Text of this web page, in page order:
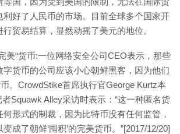
利好了人民币的市场。目前全球多个国家开
贸易结算，显然动摇了美元的地位。
美“货币:一位网络安全公司CEO表示，那些
货币的公司应该小心朝鲜黑客，因为他们
。CrowdStike首席执行官George Kurtz本
Squawk Alley采访时表示：“这一种匿名货
形式的制裁，因为比特币没有任何监管，
成了朝鲜‘囤积’的完美货币。”[2017/12/20]